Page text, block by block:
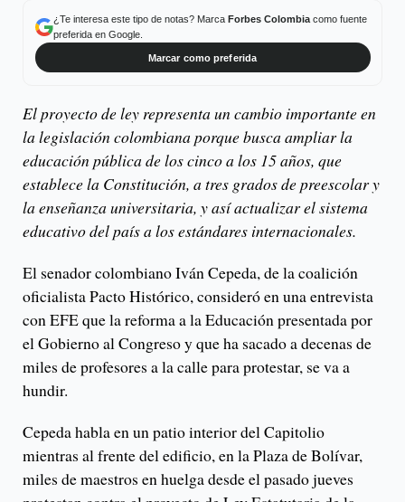
¿Te interesa este tipo de notas? Marca Forbes Colombiacomo fuente
preferida en Google.
Marcar como preferida
El proyecto de ley representa un cambio importante en
la legislación colombiana porque busca ampliar la
educación pública de los cinco a los 15 años, que
establece la Constitución, a tres grados de preescolar y
la enseñanza universitaria, y así actualizar el sistema
educativo del país a los estándares internacionales.
El senador colombiano Iván Cepeda, de la coalición
oficialista Pacto Histórico, consideró en una entrevista
con EFE que la reforma a la Educación presentada por
el Gobierno al Congreso y que ha sacado a decenas de
miles de profesores a la calle para protestar, se va a
hundir.
Cepeda habla en un patio interior del Capitolio
mientras al frente del edificio, en la Plaza de Bolívar,
miles de maestros en huelga desde el pasado jueves